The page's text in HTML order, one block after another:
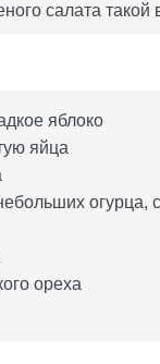
салата
яблоко
яйца
огурца,
ореха